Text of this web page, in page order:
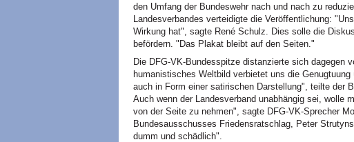
den Umfang der Bundeswehr nach und nach zu
Landesverbandes verteidigte die Veröffentlichung:
Wirkung hat", sagte René Schulz. Dies solle die
befördern. "Das Plakat bleibt auf den Seiten."
Die DFG-VK-Bundesspitze distanzierte sich dagegen
humanistisches Weltbild verbietet uns die
auch in Form einer satirischen Darstellung", teilte der
Auch wenn der Landesverband unabhängig sei, wolle
von der Seite zu nehmen", sagte DFG-VK-Sprecher
Bundesausschusses Friedensratschlag, Peter
dumm und schädlich".